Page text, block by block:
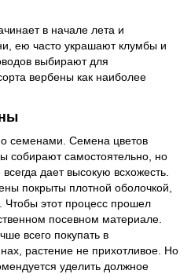
в начале лета и
ею часто украшают клумбы и
выбирают для
вербены как наиболее
семенами. Семена цветов
собирают самостоятельно, но
дает высокую всхожесть.
покрыты плотной оболочкой,
Чтобы этот процесс прошел
посевном материале.
всего покупать в
растение не прихотливое. Но
уделить должное